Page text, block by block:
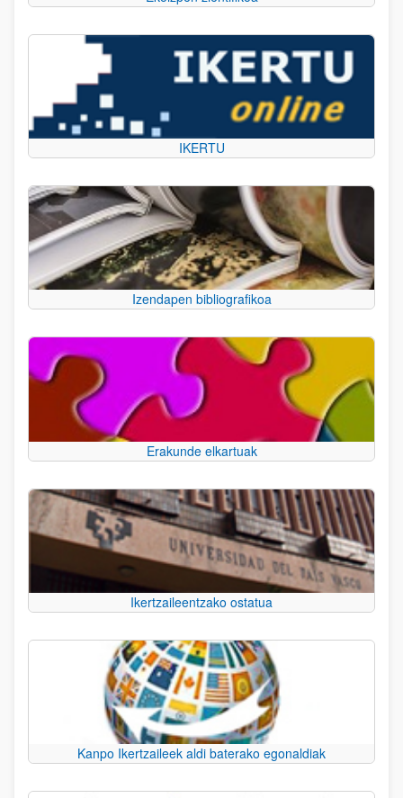
IKERTU
Izendapen bibliografikoa
Erakunde elkartuak
Ikertzaileentzako ostatua
Kanpo Ikertzaileek aldi baterako egonaldiak